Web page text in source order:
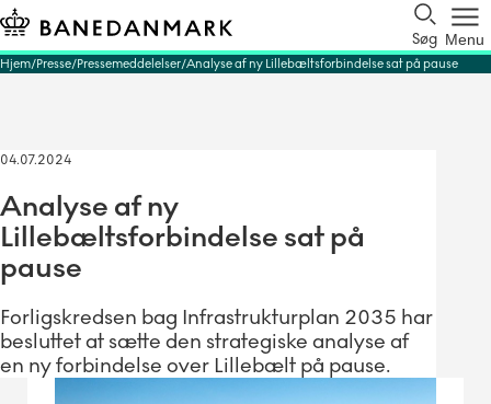
Søg Menu
Hjem Presse Pressemeddelelser Analyse af ny Lillebæltsforbindelse sat på pause
04.07.2024
Analyse af ny
Lillebæltsforbindelse sat på
pause
Forligskredsen bag Infrastrukturplan 2035 har
besluttet at sætte den strategiske analyse af
en ny forbindelse over Lillebælt på pause.